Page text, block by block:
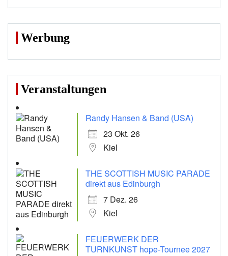
Werbung
Veranstaltungen
Randy Hansen & Band (USA)
23 Okt. 26
Kiel
THE SCOTTISH MUSIC PARADE
direkt aus Edinburgh
7 Dez. 26
Kiel
FEUERWERK DER
TURNKUNST hope-Tournee 2027